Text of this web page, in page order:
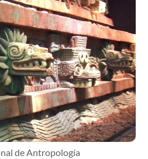
de Antropología